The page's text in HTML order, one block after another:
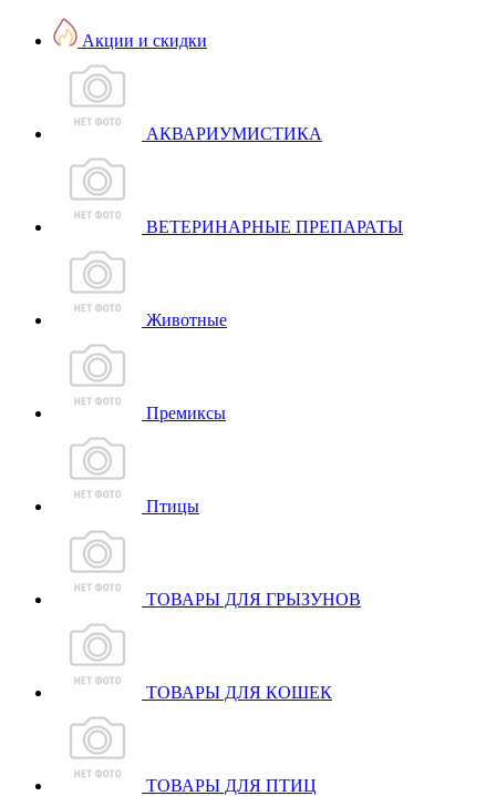
Акции и скидки
АКВАРИУМИСТИКА
ВЕТЕРИНАРНЫЕ ПРЕПАРАТЫ
Животные
Премиксы
Птицы
ТОВАРЫ ДЛЯ ГРЫЗУНОВ
ТОВАРЫ ДЛЯ КОШЕК
ТОВАРЫ ДЛЯ ПТИЦ